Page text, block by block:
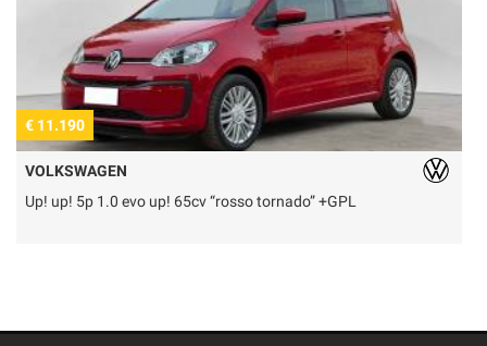
€ 11.190
VOLKSWAGEN
Up! up! 5p 1.0 evo up! 65cv “rosso tornado” +GPL